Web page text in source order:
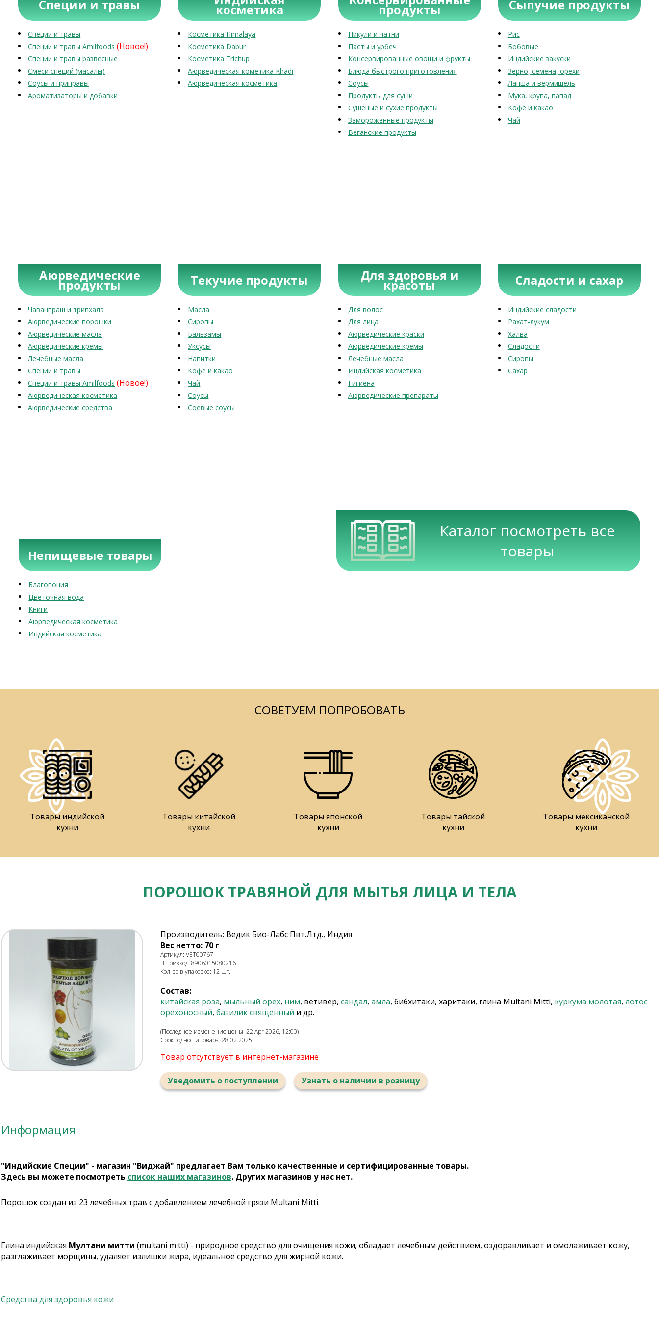
Специи и травы
Специи и травы
Специи и травы Amilfoods (Новое!)
Специи и травы развесные
Смеси специй (масалы)
Соусы и приправы
Ароматизаторы и добавки
косметика
Косметика Himalaya
Косметика Dabur
Косметика Trichup
Аюрведическая кометика Khadi
Аюрведическая косметика
продукты
Пикули и чатни
Пасты и урбеч
Консервированные овощи и фрукты
Блюда быстрого приготовления
Соусы
Продукты для суши
Сушеные и сухие продукты
Замороженные продукты
Веганские продукты
Сыпучие продукты
Рис
Бобовые
Индийские закуски
Зерно, семена, орехи
Лапша и вермишель
Мука, крупа, папад
Кофе и какао
Чай
Аюрведические
продукты
Чаванпраш и трипхала
Аюрведические порошки
Аюрведические масла
Аюрведические кремы
Лечебные масла
Специи и травы
Специи и травы Amilfoods (Новое!)
Аюрведическая косметика
Аюрведические средства
Текучие продукты
Масла
Сиропы
Бальзамы
Уксусы
Напитки
Кофе и какао
Чай
Соусы
Соевые соусы
Для здоровья и
красоты
Для волос
Для лица
Аюрведические краски
Аюрведические кремы
Лечебные масла
Индийская косметика
Гигиена
Аюрведические препараты
Сладости и сахар
Индийские сладости
Рахат-лукум
Халва
Сладости
Сиропы
Сахар
Непищевые товары
Благовония
Цветочная вода
Книги
Аюрведическая косметика
Индийская косметика
Каталог посмотреть все
товары
СОВЕТУЕМ ПОПРОБОВАТЬ
Товары индийской
кухни
Товары китайской
кухни
Товары японской
кухни
Товары тайской
кухни
Товары мексиканской
кухни
ПОРОШОК ТРАВЯНОЙ ДЛЯ МЫТЬЯ ЛИЦА И ТЕЛА
Производитель: Ведик Био-Лабс Пвт.Лтд., Индия
Вес нетто: 70 г
Артикул: VET00767
Штрихкод: 8906015080216
Кол-во в упаковке: 12 шт.
Состав:
китайская роза, мыльный орех, ним, ветивер, сандал, амла, бибхитаки, харитаки, глина Multani Mitti, куркума молотая, лотос
орехоносный, базилик священный и др.
(Последнее изменение цены: 22 Apr 2026, 12:00)
Срок годности товара: 28.02.2025
Товар отсутствует в интернет-магазине
Уведомить о поступлении Узнать о наличии в розницу
Информация
"Индийские Специи" - магазин "Виджай" предлагает Вам только качественные и сертифицированные товары.
Здесь вы можете посмотреть список наших магазинов. Других магазинов у нас нет.
Порошок создан из 23 лечебных трав с добавлением лечебной грязи Multani Mitti.
Глина индийская Мултани митти (multani mitti) - природное средство для очищения кожи, обладает лечебным действием, оздоравливает и омолаживает кожу,
разглаживает морщины, удаляет излишки жира, идеальное средство для жирной кожи.
Средства для здоровья кожи